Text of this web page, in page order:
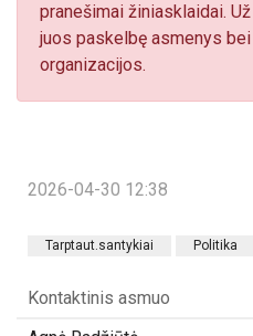
pranešimai žiniasklaidai.
juos paskelbę asmenys
organizacijos.
2026-04-30 12:38
Tarptaut.santykiai Politika
Kontaktinis asmuo